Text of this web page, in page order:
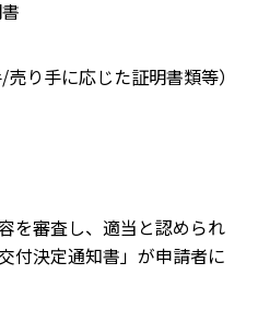
り手に応じた証明書類等）
を審査し、適当と認められ
付決定通知書」が申請者に